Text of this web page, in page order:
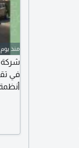
منذ يوم
شركة
في